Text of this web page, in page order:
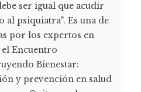
ser igual que acudir
al psiquiatra". Es una de
por los expertos en
Encuentro
Bienestar:
y prevención en salud